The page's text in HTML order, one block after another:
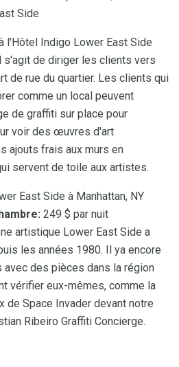
Side
l'Hôtel Indigo Lower East Side
s'agit de diriger les clients vers
de rue du quartier. Les clients qui
comme un local peuvent
de graffiti sur place pour
voir des œuvres d'art
ajouts frais aux murs en
servent de toile aux artistes.
East Side à Manhattan, NY
249 $ par nuit
artistique Lower East Side a
les années 1980. Il ya encore
des pièces dans la région
vérifier eux-mêmes, comme la
de Space Invader devant notre
Ribeiro Graffiti Concierge.